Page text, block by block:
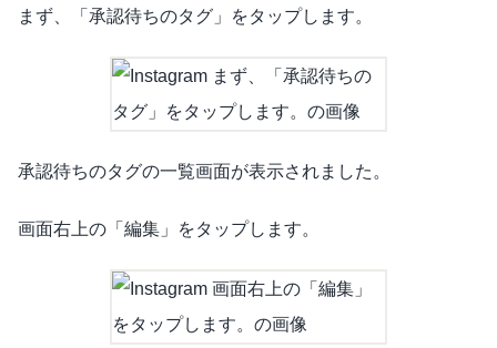
まず、「承認待ちのタグ」をタップします。
承認待ちのタグの一覧画面が表示されました。
画面右上の「編集」をタップします。